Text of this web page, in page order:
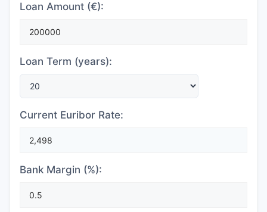
Loan Amount (€):
Loan Term (years):
Current Euribor Rate:
Bank Margin (%):